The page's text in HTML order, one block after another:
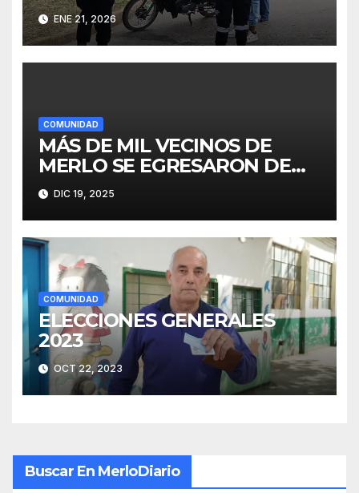
ENE 21, 2026
COMUNIDAD
MÁS DE MIL VECINOS DE
MERLO SE EGRESARON DE
FINES
DIC 19, 2025
COMUNIDAD
ELECCIONES GENERALES
2023
OCT 22, 2023
Buscar En MerloDiario